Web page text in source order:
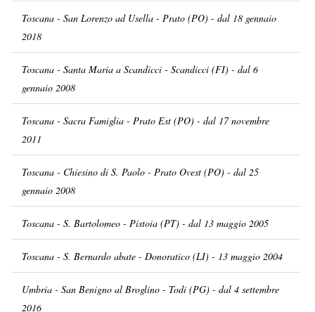
Toscana - San Lorenzo ad Usella - Prato (PO) - dal 18 gennaio
2018
Toscana - Santa Maria a Scandicci - Scandicci (FI) - dal 6
gennaio 2008
Toscana - Sacra Famiglia - Prato Est (PO) - dal 17 novembre
2011
Toscana - Chiesino di S. Paolo - Prato Ovest (PO) - dal 25
gennaio 2008
Toscana - S. Bartolomeo - Pistoia (PT) - dal 13 maggio 2005
Toscana - S. Bernardo abate - Donoratico (LI) - 13 maggio 2004
Umbria - San Benigno al Broglino - Todi (PG) - dal 4 settembre
2016